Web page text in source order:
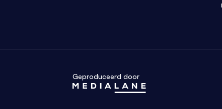
Geproduceerd door